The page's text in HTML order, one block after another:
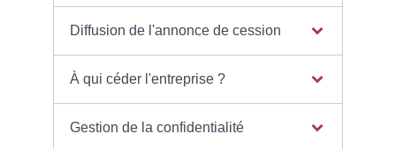
Diffusion de l'annonce de cession
À qui céder l'entreprise ?
Gestion de la confidentialité